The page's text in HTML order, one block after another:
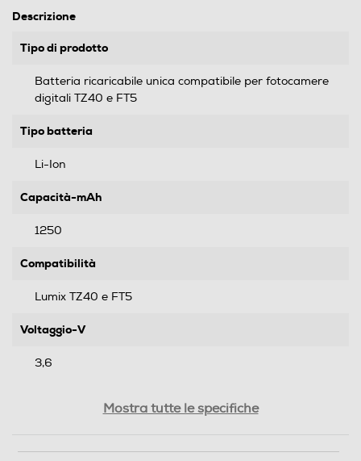
Descrizione
Tipo di prodotto
Batteria ricaricabile unica compatibile per fotocamere
digitali TZ40 e FT5
Tipo batteria
Li-Ion
Capacità-mAh
1250
Compatibilità
Lumix TZ40 e FT5
Voltaggio-V
3,6
Dimensioni - PesoMostra tutte le specifiche